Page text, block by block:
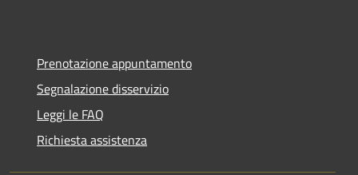
Prenotazione appuntamento
Segnalazione disservizio
Leggi le FAQ
Richiesta assistenza